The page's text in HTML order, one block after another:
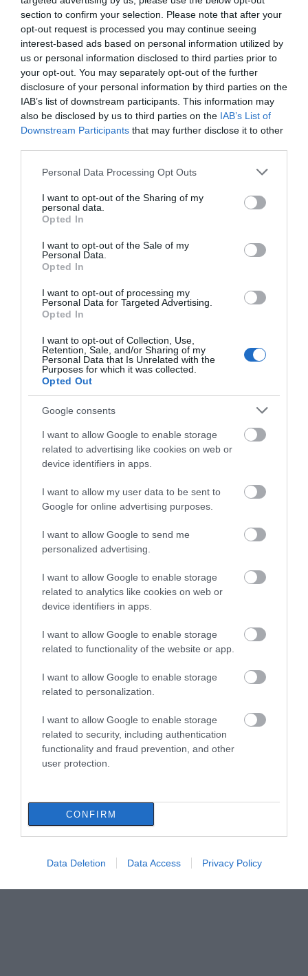
section to confirm your selection. Please note that after your
opt-out request is processed you may continue seeing
interest-based ads based on personal information utilized by
us or personal information disclosed to third parties prior to
your opt-out. You may separately opt-out of the further
disclosure of your personal information by third parties on the
IAB’s list of downstream participants. This information may
also be disclosed by us to third parties on the IAB’s List of
Downstream Participants that may further disclose it to other
Please note that this website/app uses one or more Google
not limited to your visit or usage behaviour. You may click to
grant or deny consent to Google and its third-party tags to
use your data for below specified purposes in below Google
consent section.
Personal Data Processing Opt Outs
I want to opt-out of the Sharing of my
personal data.
Opted In
I want to opt-out of the Sale of my
Personal Data.
Opted In
I want to opt-out of processing my
Personal Data for Targeted Advertising.
Opted In
I want to opt-out of Collection, Use,
Retention, Sale, and/or Sharing of my
Personal Data that Is Unrelated with the
Purposes for which it was collected.
Opted Out
Google consents
I want to allow Google to enable storage
related to advertising like cookies on web or
device identifiers in apps.
I want to allow my user data to be sent to
Google for online advertising purposes.
I want to allow Google to send me
personalized advertising.
I want to allow Google to enable storage
related to analytics like cookies on web or
device identifiers in apps.
I want to allow Google to enable storage
related to functionality of the website or app.
I want to allow Google to enable storage
related to personalization.
I want to allow Google to enable storage
related to security, including authentication
functionality and fraud prevention, and other
user protection.
CONFIRM
Data Deletion Data Access Privacy Policy
τελευταίο «αντίο» στον 36χρονο
επιχειρηματία
07.08.2026 | 19:10
Νέο επίδομα 600 ευρώ για
σπουδαστές: Οι δικαιούχοι
07.08.2026 | 19:00
στα δικαστήρια για τις
ανεμογεννήτριες
Τραγική κατάληξη είχε η
θαλάσσια εκδρομή για 57χρονο
τουρίστα
07.08.2026 | 18:20
Βαρύ πένθος για τον εκπαιδευτικό
από την Εύβοια που έφυγε από τη
Αυτοψία στα καμένα: 37 σπίτια
κρίθηκαν κατεδαφιστέα στο
Πόρτο Γερμενό
Εύβοια: Αυτός είναι ο 36χρονος
επιχειρηματίας πού έχασε την
ζωή του
Οδηγός λεωφορείου υπέστη
07.08.2026 | 17:00
Ποιοι και γιατί θα
πάρουν διπλάσια
σύνταξη τον Αύγουστο
Νέο επίδομα 600 ευρώ
για σπουδαστές: Οι
δικαιούχοι
Πότε θα πληρωθούν οι
συντάξεις Σεπτεμβρίου
Συντάξεις: Ποιοι θα
Πώς θα πληρωθούν
όσοι δουλέψουν στις 15
Αυγούστου
Συντάξεις Σεπτεμβρίου
2026: Πότε
πληρώνονται οι
δικαιούχοι – Οι